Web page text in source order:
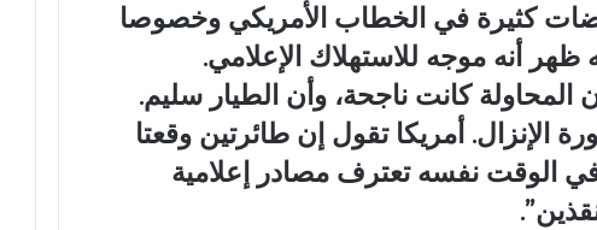
كثيرة في الخطاب الأمريكي وخصوصا
أنه موجه للاستهلاك الإعلامي.
كانت ناجحة، وأن الطيار سليم.
أمريكا تقول إن طائرتين وقعتا
الوقت نفسه تعترف مصادر إعلامية